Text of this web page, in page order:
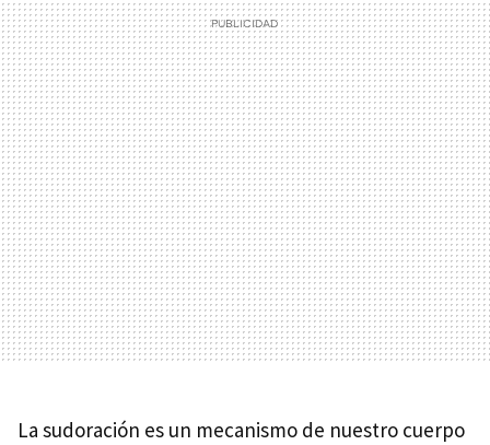
La sudoración es un mecanismo de nuestro cuerpo